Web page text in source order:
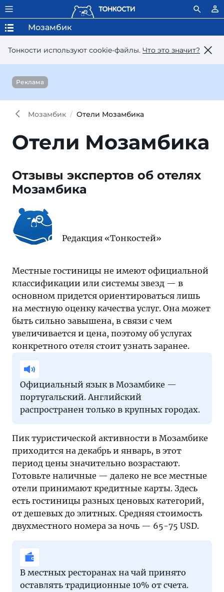
Тонкости используют сookie-файлы. Что это значит?
Мозамбик
Реклама
Мозамбик Отели Мозамбика
Отели Мозамбика
Отзывы экспертов об отелях
Мозамбика
Редакция «Тонкостей»
Местные гостиницы не имеют официальной
классификации или системы звезд — в
основном придется ориентироваться лишь
на местную оценку качества услуг. Она может
быть сильно завышена, в связи с чем
увеличивается и цена, поэтому об услугах
конкретного отеля стоит узнать заранее.
Официальный язык в Мозамбике —
португальский. Английский
распространен только в крупных городах.
Пик туристической активности в Мозамбике
приходится на декабрь и январь, в этот
период цены значительно возрастают.
Готовьте наличные — далеко не все местные
отели принимают кредитные карты. Здесь
есть гостиницы разных ценовых категорий,
от дешевых до элитных. Средняя стоимость
двухместного номера за ночь — 65-75 USD.
В местных ресторанах на чай принято
оставлять традиционные 10% от счета.